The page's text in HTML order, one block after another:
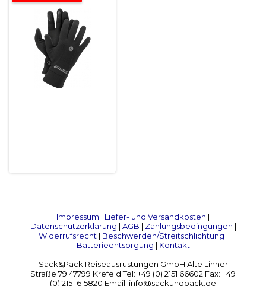
Impressum | Liefer- und Versandkosten |
Datenschutzerklärung | AGB | Zahlungsbedingungen |
Widerrufsrecht| Beschwerden/Streitschlichtung |
Batterieentsorgung | Kontakt
Sack&Pack Reiseausrüstungen GmbH Alte Linner
Straße 79 47799 Krefeld Tel: +49 (0) 2151 66602 Fax: +49
(0) 2151 615820 Email: info@sackundpack.de